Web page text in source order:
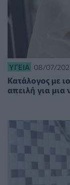
ΥΓΕΊΑ 08/07/
Κατάλογος με
απειλή για